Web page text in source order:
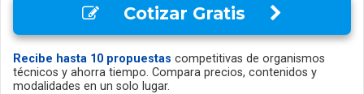
Cotizar Gratis
Recibe hasta 10 propuestas competitivas de organismos
técnicos y ahorra tiempo. Compara precios, contenidos y
modalidades en un solo lugar.